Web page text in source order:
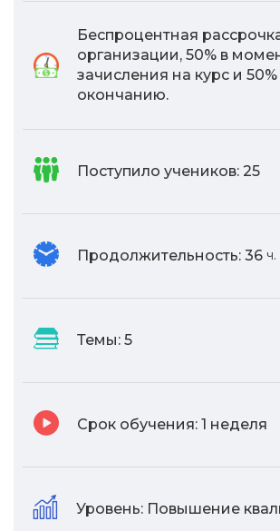
Беспроцентная
организации, 50% в
зачисления на курс и
окончанию.
Поступило учеников: 25
Продолжительность: 36 ч.
Темы: 5
Срок обучения: 1 неделя
Уровень: Повышение